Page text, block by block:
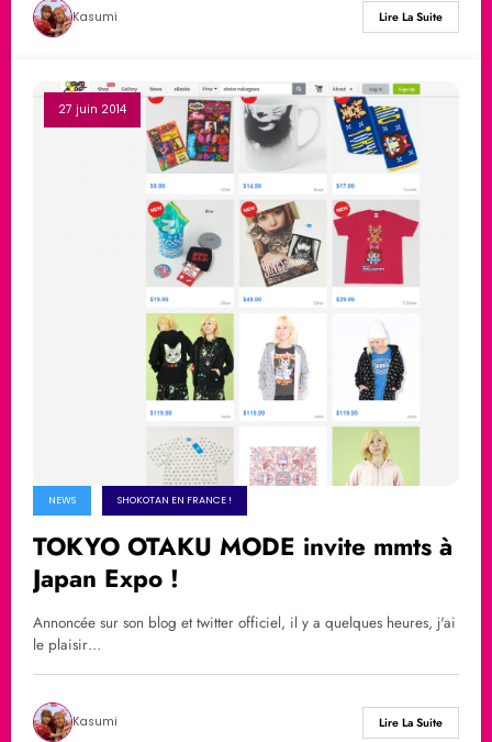
Kasumi Lire La Suite
27 juin 2014
NEWS SHOKOTAN EN FRANCE !
TOKYO OTAKU MODE invite mmts à
Japan Expo !
Annoncée sur son blog et twitter officiel, il y a quelques heures, j'ai
le plaisir…
Kasumi Lire La Suite